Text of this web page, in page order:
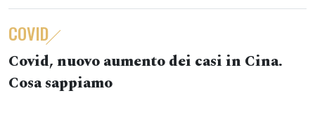
COVID
Covid, nuovo aumento dei casi in Cina.
Cosa sappiamo